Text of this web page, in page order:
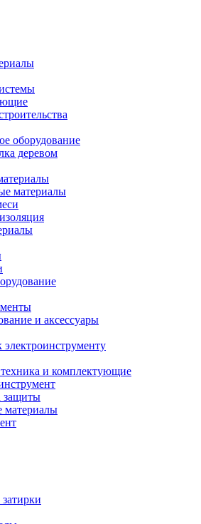
оборудование
деревом
материалы
и аксессуары
и комплектующие
защиты
материалы